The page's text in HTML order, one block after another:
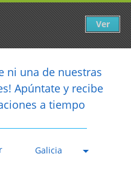
ni una de nuestras
Apúntate y recibe
a tiempo
Galicia
Ver